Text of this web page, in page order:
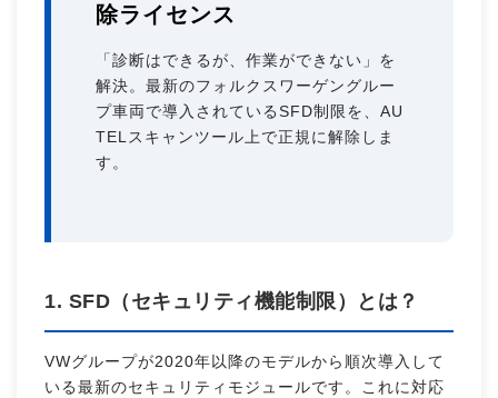
除ライセンス
「診断はできるが、作業ができない」を
解決。最新のフォルクスワーゲングルー
プ車両で導入されているSFD制限を、AU
TELスキャンツール上で正規に解除しま
す。
1. SFD（セキュリティ機能制限）とは？
VWグループが2020年以降のモデルから順次導入して
いる最新のセキュリティモジュールです。これに対応